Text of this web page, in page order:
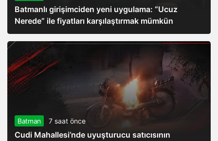
Batmanlı girişimciden yeni uygulama: “Ucuz
Nerede” ile fiyatları karşılaştırmak mümkün
Batman 7 saat önce
Cudi Mahallesi’nde uyuşturucu satıcısının